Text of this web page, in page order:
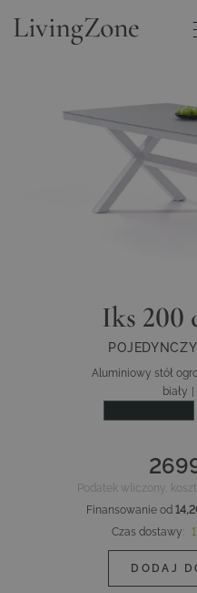
Iks 200
Aluminiowy stół
biały
Podatek wliczony,
Finansowanie od
Czas dostawy:
DODAJ